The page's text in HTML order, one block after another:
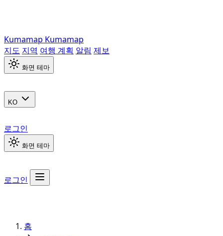
Kumamap Kumamap
지도 지역 여행 계획 알림 제보
화면 테마
KO
로그인
화면 테마
로그인
홈